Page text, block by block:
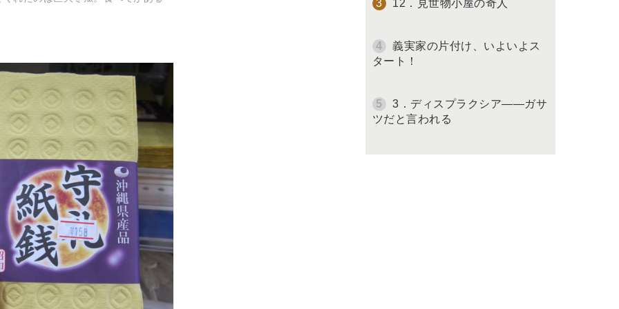
12．見世物小屋の奇人
義実家の片付け、いよいよス
タート！
3．ディスプラクシア――ガサ
ツだと言われる